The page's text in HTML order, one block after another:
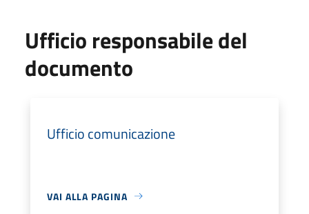
Ufficio responsabile del
documento
Ufficio comunicazione
VAI ALLA PAGINA